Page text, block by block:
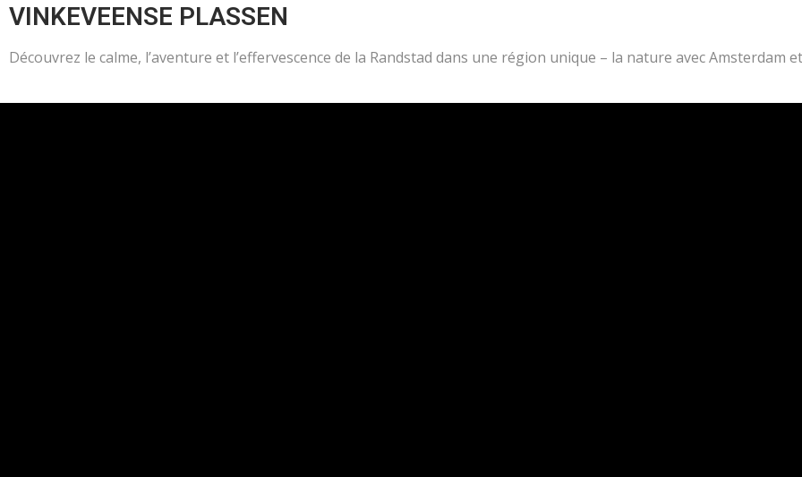
VINKEVEENSE PLASSEN
Découvrez le calme, l’aventure et l’effervescence de la Randstad dans une région unique – la nature avec Amsterdam